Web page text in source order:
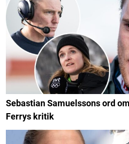
Sebastian Samuelssons ord
Ferrys kritik